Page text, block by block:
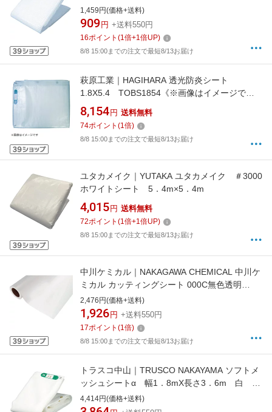
1,459円(価格+送料)
909 円 +送料550円
16ポイント (1倍+1倍UP)
8/8 15:00までの注文で最短8/13お届け
萩原工業｜HAGIHARA 透光防炎シート
1.8X5.4 TOBS1854《※画像はイメージで
す。実際の商品とは異なります》
8,154 円 送料無料
74ポイント (1倍)
8/8 15:00までの注文で最短8/13お届け
ユタカメイク｜YUTAKA ユタカメイク ＃3000
ホワイトシート 5．4m×5．4m
4,015 円 送料無料
72ポイント (1倍+1倍UP)
8/8 15:00までの注文で最短8/13お届け
中川ケミカル｜NAKAGAWA CHEMICAL 中川ケ
ミカル カッティングシート 000C無色透明
450mm×2M巻 CS045000C02
2,476円(価格+送料)
1,926 円 +送料550円
17ポイント (1倍)
8/8 15:00までの注文で最短8/13お届け
トラスコ中山｜TRUSCO NAKAYAMA ソフトメ
ッシュシートα 幅1．8mX長さ3．6m 白
GM1836A
4,414円(価格+送料)